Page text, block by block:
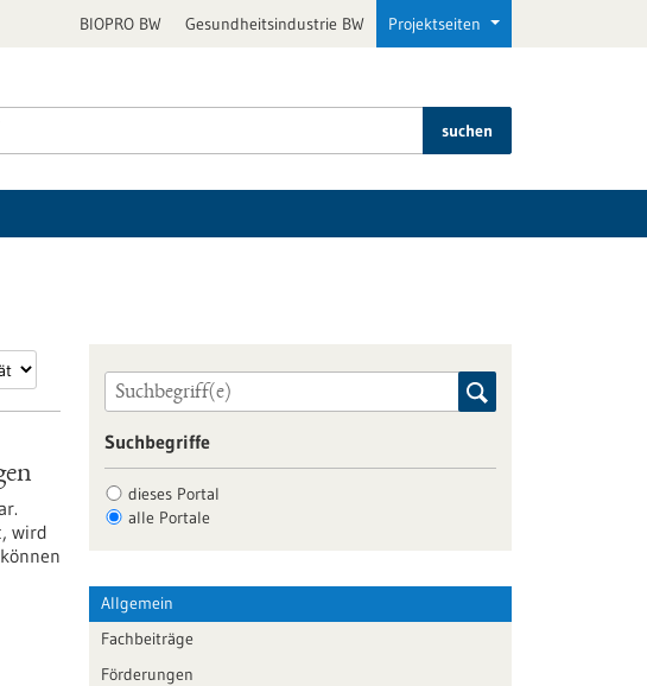
BIOPRO BW Gesundheitsindustrie BW Projektseiten
suchen
wird
Suchbegriffe
dieses Portal
alle Portale
Allgemein
Fachbeiträge
Förderungen